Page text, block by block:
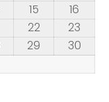
15
16
22
23
29
30